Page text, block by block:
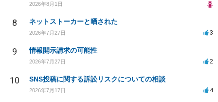
2026年8月1日
8 ネットストーカーと晒された
2026年7月27日 3
9 情報開示請求の可能性
2026年7月27日 2
10 SNS投稿に関する訴訟リスクについての相談
2026年7月17日 4